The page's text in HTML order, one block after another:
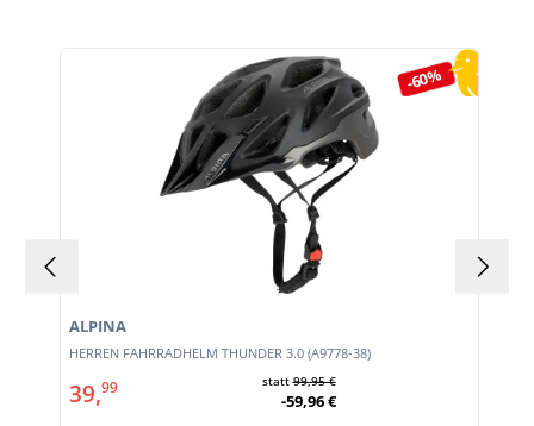
-60%
HERREN FAHRRADHELM THUNDER 3.0 (A9778-38)
ALPINA
39,99 statt99,95 €
-59,96 €